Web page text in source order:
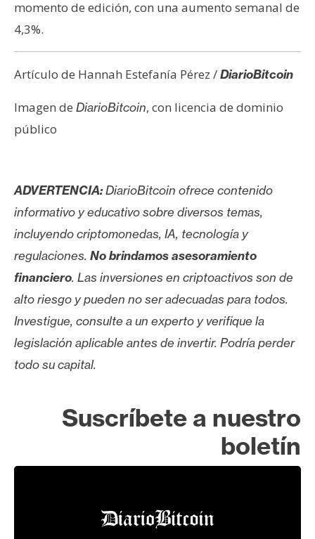
momento de edición, con una aumento semanal de
4,3%.
Artículo de Hannah Estefanía Pérez /DiarioBitcoin
Imagen de DiarioBitcoin, con licencia de dominio
público
ADVERTENCIA:DiarioBitcoin ofrece contenido
informativo y educativo sobre diversos temas,
incluyendo criptomonedas, IA, tecnología y
regulaciones. No brindamos asesoramiento
financiero. Las inversiones en criptoactivos son de
alto riesgo y pueden no ser adecuadas para todos.
Investigue, consulte a un experto y verifique la
legislación aplicable antes de invertir. Podría perder
todo su capital.
Suscríbete a nuestro
boletín